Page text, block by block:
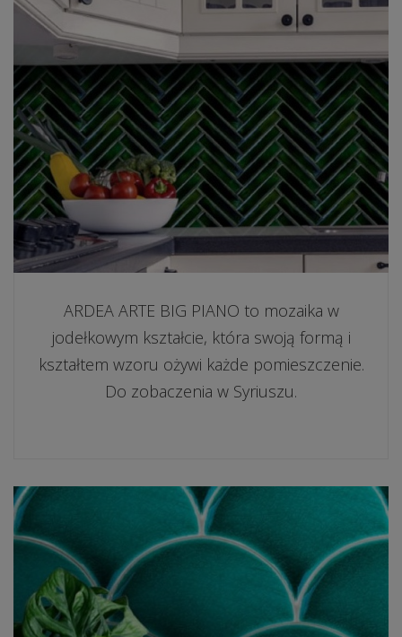
ARDEA ARTE BIG PIANO to mozaika w
jodełkowym kształcie, która swoją formą i
kształtem wzoru ożywi każde pomieszczenie.
Do zobaczenia w Syriuszu.